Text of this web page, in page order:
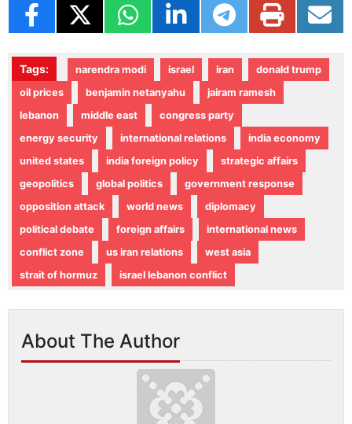
Tags: narendra modi israel iran
donald trump
oil prices
benjamin netanyahu
jairam ramesh
lebanon
middle east
congress party
energy security
international relations
india economy
united states
india foreign policy
strategic affairs
geopolitics
global politics
government response
opposition attack
world news
diplomacy
political debate
foreign affairs
international news
conflict zone
us iran relations
west asia
strait of hormuz
israel lebanon conflict
About The Author